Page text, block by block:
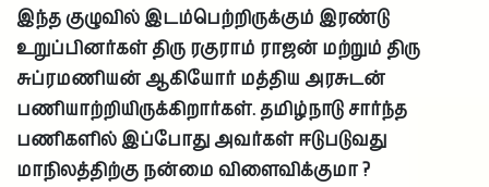
இந்த குழுவில் இடம்பெற்றிருக்கும் இரண்டு
உறுப்பினர்கள் திரு ரகுராம் ராஜன் மற்றும் திரு
சுப்ரமணியன் ஆகியோர் மத்திய அரசுடன்
பணியாற்றியிருக்கிறார்கள். தமிழ்நாடு சார்ந்த
பணிகளில் இப்போது அவர்கள் ஈடுபடுவது
மாநிலத்திற்கு நன்மை விளைவிக்குமா ?